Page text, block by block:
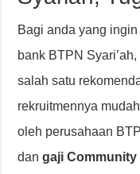
Bagi anda yang
bank BTPN
salah satu
rekruitmennya
oleh perusahaan
dangaji Community